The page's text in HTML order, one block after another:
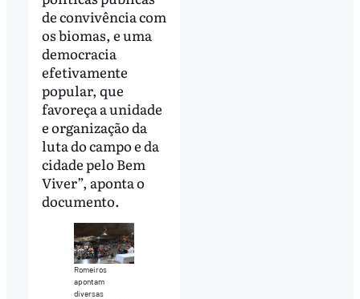
de convivência com
os biomas, e uma
democracia
efetivamente
popular, que
favoreça a unidade
e organização da
luta do campo e da
cidade pelo Bem
Viver”, aponta o
documento.
Romeiros
apontam
diversas